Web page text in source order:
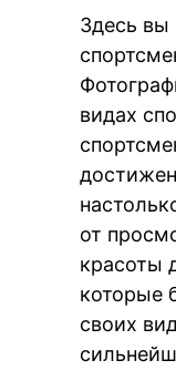
Здесь
видах
от
красоты
которые
своих